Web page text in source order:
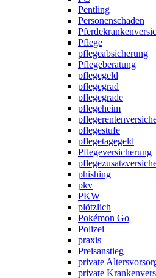
Pentling
Personenschaden
Pflege
pflegeabsicherung
Pflegeberatung
pflegegeld
pflegegrad
pflegegrade
pflegeheim
pflegestufe
pflegetagegeld
Pflegeversicherung
phishing
pkv
PKW
plötzlich
Pokémon Go
Polizei
praxis
Preisanstieg
private
private